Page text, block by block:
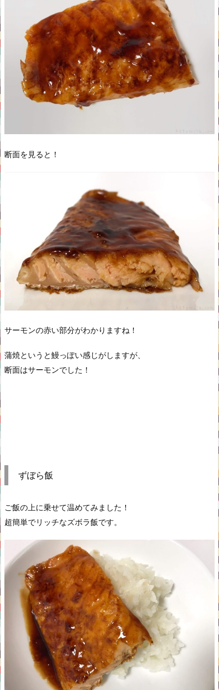
断面を見ると！
サーモンの赤い部分がわかりますね！
蒲焼というと鰻っぽい感じがしますが、
断面はサーモンでした！
ずぼら飯
ご飯の上に乗せて温めてみました！
超簡単でリッチなズボラ飯です。